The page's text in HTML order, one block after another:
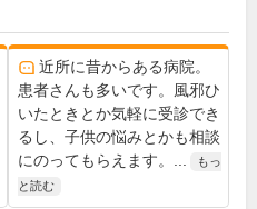
近所に昔からある病院。
患者さんも多いです。風邪ひ
いたときとか気軽に受診でき
るし、子供の悩みとかも相談
にのってもらえます。...
もっ
と読む